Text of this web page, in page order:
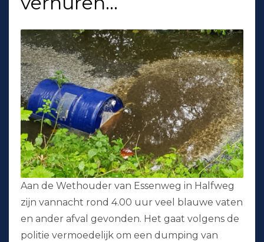
Aan de Wethouder van Essenweg in Halfweg
zijn vannacht rond 4.00 uur veel blauwe vaten
en ander afval gevonden. Het gaat volgens de
politie vermoedelijk om een dumping van